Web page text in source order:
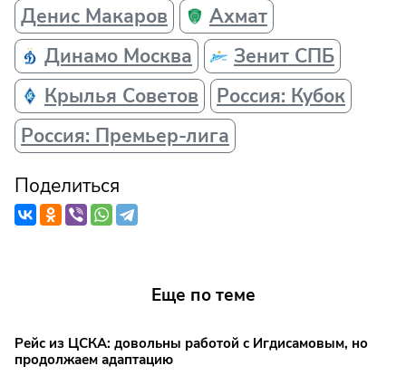
Денис Макаров
Ахмат
Динамо Москва
Зенит СПБ
Крылья Советов
Россия: Кубок
Россия: Премьер-лига
Поделиться
Еще по теме
Рейс из ЦСКА: довольны работой с Игдисамовым, но
продолжаем адаптацию